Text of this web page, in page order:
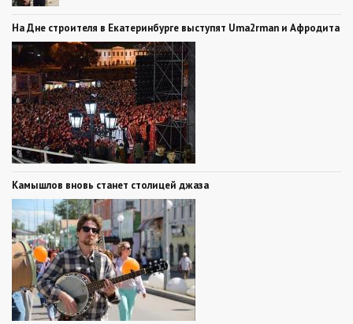
На Дне строителя в Екатеринбурге выступят Uma2rman и Афродита
Камышлов вновь станет столицей джаза